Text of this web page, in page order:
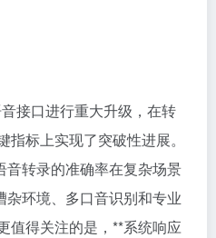
接口进行重大升级，在转
标上实现了突破性进展。
转录的准确率在复杂场景
环境、多口音识别和专业
值得关注的是，**系统响应